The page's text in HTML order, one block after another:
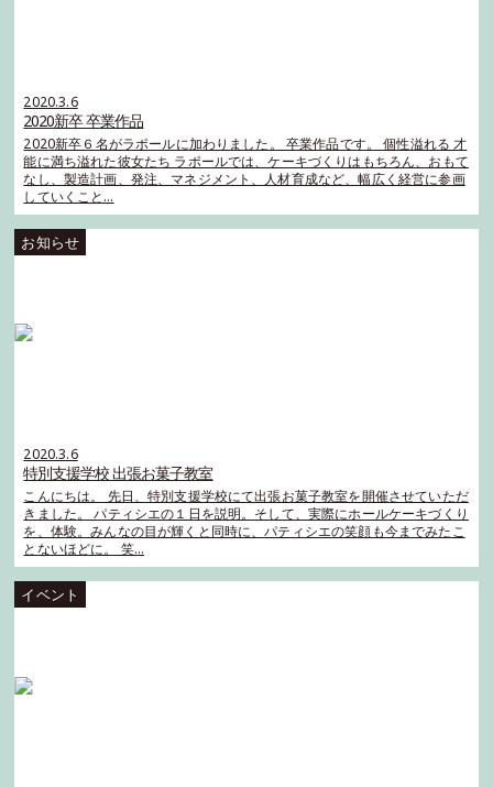
2020.3.6
2020新卒 卒業作品
2020新卒６名がラポールに加わりました。 卒業作品です。 個性溢れる 才
能に満ち溢れた彼女たち ラポールでは、ケーキづくりはもちろん、おもて
なし、製造計画、発注、マネジメント、人材育成など、幅広く経営に参画
していくこと…
2020.3.6
特別支援学校 出張お菓子教室
こんにちは。 先日、特別支援学校にて出張お菓子教室を開催させていただ
きました。 パティシエの１日を説明。そして、実際にホールケーキづくり
を、体験。みんなの目が輝くと同時に、パティシエの笑顔も今までみたこ
とないほどに。 笑…